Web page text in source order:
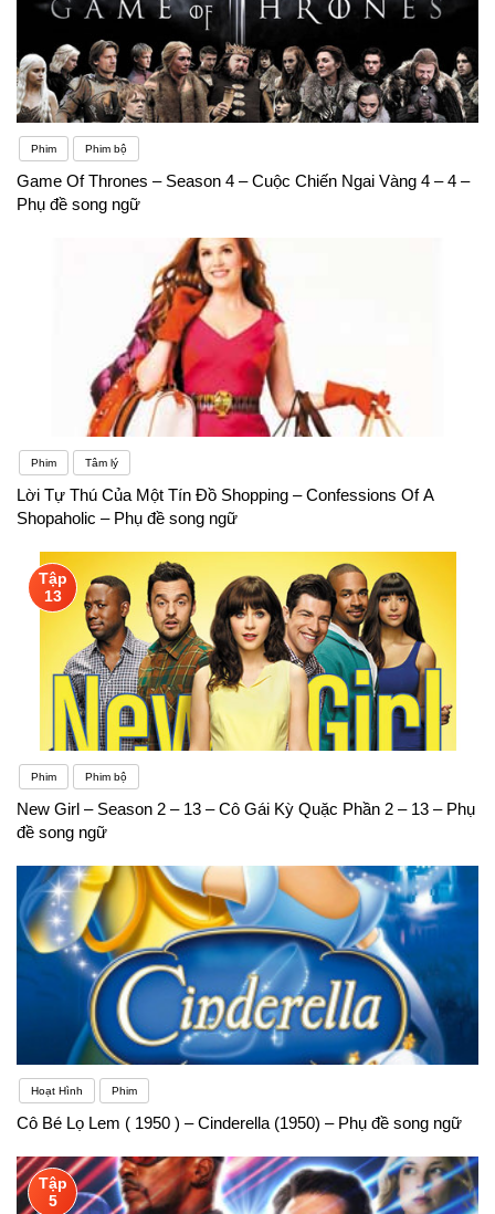
Phim Phim bộ
Game Of Thrones – Season 4 – Cuộc Chiến Ngai Vàng 4 – 4 –
Phụ đề song ngữ
Phim Tâm lý
Lời Tự Thú Của Một Tín Đồ Shopping – Confessions Of A
Shopaholic – Phụ đề song ngữ
Tập
13
Phim Phim bộ
New Girl – Season 2 – 13 – Cô Gái Kỳ Quặc Phần 2 – 13 – Phụ
đề song ngữ
Hoạt Hình Phim
Cô Bé Lọ Lem ( 1950 ) – Cinderella (1950) – Phụ đề song ngữ
Tập
5